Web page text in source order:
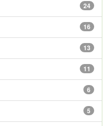
24
16
13
11
6
5